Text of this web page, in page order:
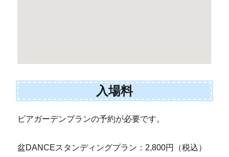
入場料
ビアガーデンプランの予約が必要です。
盆DANCEスタンディングプラン：2,800円（税込）